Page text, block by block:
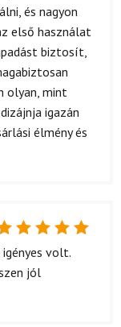
és nagyon
első használat
biztosít,
olyan, mint
igazán
élmény és
5/ 5
volt.
jól